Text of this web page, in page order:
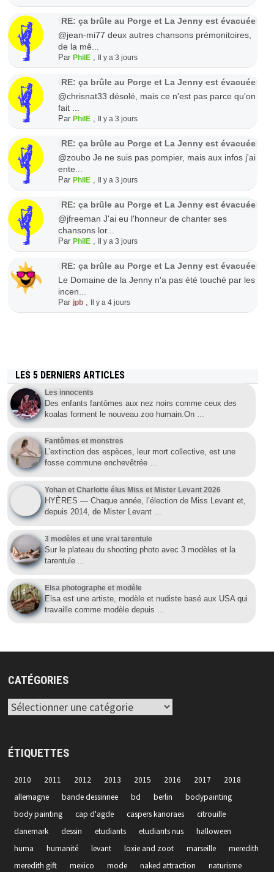
RE: ça brûle au Porge et La Jenny est évacuée
@jean-mi77 deux autres chansons prémonitoires,
de la mê...
Par PhilE, Il y a 3 jours
RE: ça brûle au Porge et La Jenny est évacuée
@chrisnat33 désolé, mais ce n'est pas parce qu'on
fait ...
Par PhilE, Il y a 3 jours
RE: ça brûle au Porge et La Jenny est évacuée
@zoubo Je ne suis pas pompier, mais aux infos j'ai
ente...
Par PhilE, Il y a 3 jours
RE: ça brûle au Porge et La Jenny est évacuée
@jfreeman J'ai eu l'honneur de chanter ses
chansons lor...
Par PhilE, Il y a 3 jours
RE: ça brûle au Porge et La Jenny est évacuée
Le Domaine de la Jenny n'a pas été touché par les
incen...
Par jpb, Il y a 4 jours
LES 5 DERNIERS ARTICLES
Les innocents
Des enfants fantômes aux nez noirs comme ceux des
koalas forment le nouveau zoo humain.On
Fantômes et monstres
L’extinction des espèces, leur mort collective, est une
fosse commune enchevêtrée …
Yohan et Charlotte élus Miss et Mister Levant 2026
HYÈRES — Chaque année, l’élection de Miss Levant et,
depuis 2014, de Mister Levant …
3 modèles et une vrai tarentule
Sur le plateau du shooting photo avec 3 modèles et la
tarentule …
Elsa photographe et modèle
Elsa est une artiste, modèle et nudiste basé aux USA qui
travaille comme modèle depuis
CATÉGORIES
Catégories
ÉTIQUETTES
2010 2011 2012 2013 2015 2016 2017
2018
allemagne
bande dessinnee bd berlin
bodypainting
body painting
cap d'agde caspers kanoraes
citrouille
danemark
dessin etudiants etudiants nus
halloween
huma
humanité levant loxie and zoot marseille
meredith
meredith gift
mexico mode naked attraction
naturisme